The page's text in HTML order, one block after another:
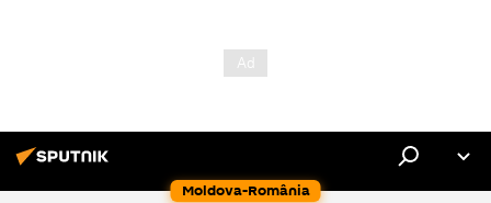
Moldova-România